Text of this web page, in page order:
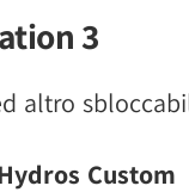
3
altro
Custom